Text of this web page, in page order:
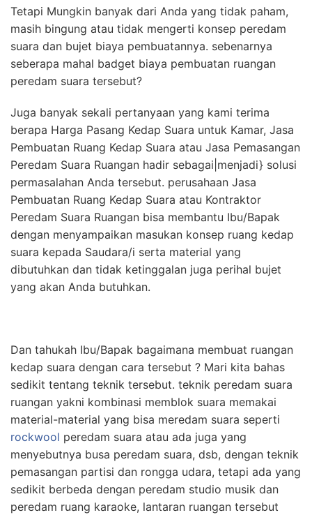
Tetapi Mungkin banyak dari Anda yang tidak paham,
masih bingung atau tidak mengerti konsep peredam
suara dan bujet biaya pembuatannya. sebenarnya
seberapa mahal badget biaya pembuatan ruangan
peredam suara tersebut?
Juga banyak sekali pertanyaan yang kami terima
berapa Harga Pasang Kedap Suara untuk Kamar, Jasa
Pembuatan Ruang Kedap Suara atau Jasa Pemasangan
Peredam Suara Ruangan hadir sebagai|menjadi} solusi
permasalahan Anda tersebut. perusahaan Jasa
Pembuatan Ruang Kedap Suara atau Kontraktor
Peredam Suara Ruangan bisa membantu Ibu/Bapak
dengan menyampaikan masukan konsep ruang kedap
suara kepada Saudara/i serta material yang
dibutuhkan dan tidak ketinggalan juga perihal bujet
yang akan Anda butuhkan.
Dan tahukah Ibu/Bapak bagaimana membuat ruangan
kedap suara dengan cara tersebut ? Mari kita bahas
sedikit tentang teknik tersebut. teknik peredam suara
ruangan yakni kombinasi memblok suara memakai
material-material yang bisa meredam suara seperti
rockwool peredam suara atau ada juga yang
menyebutnya busa peredam suara, dsb, dengan teknik
pemasangan partisi dan rongga udara, tetapi ada yang
sedikit berbeda dengan peredam studio musik dan
peredam ruang karaoke, lantaran ruangan tersebut